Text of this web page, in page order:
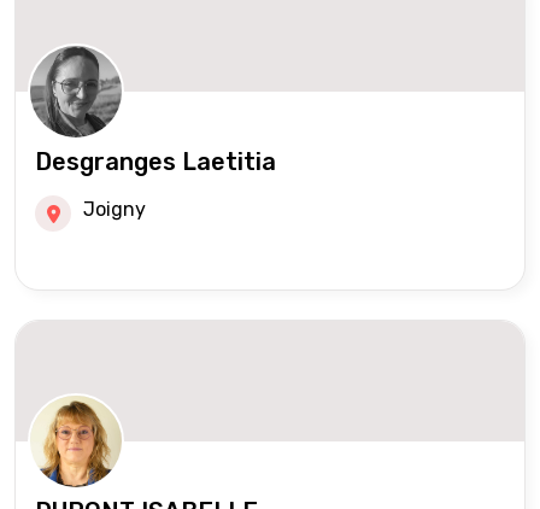
réseau Iad France et Iad Deutschland Inter agence
Desgranges Laetitia
Joigny